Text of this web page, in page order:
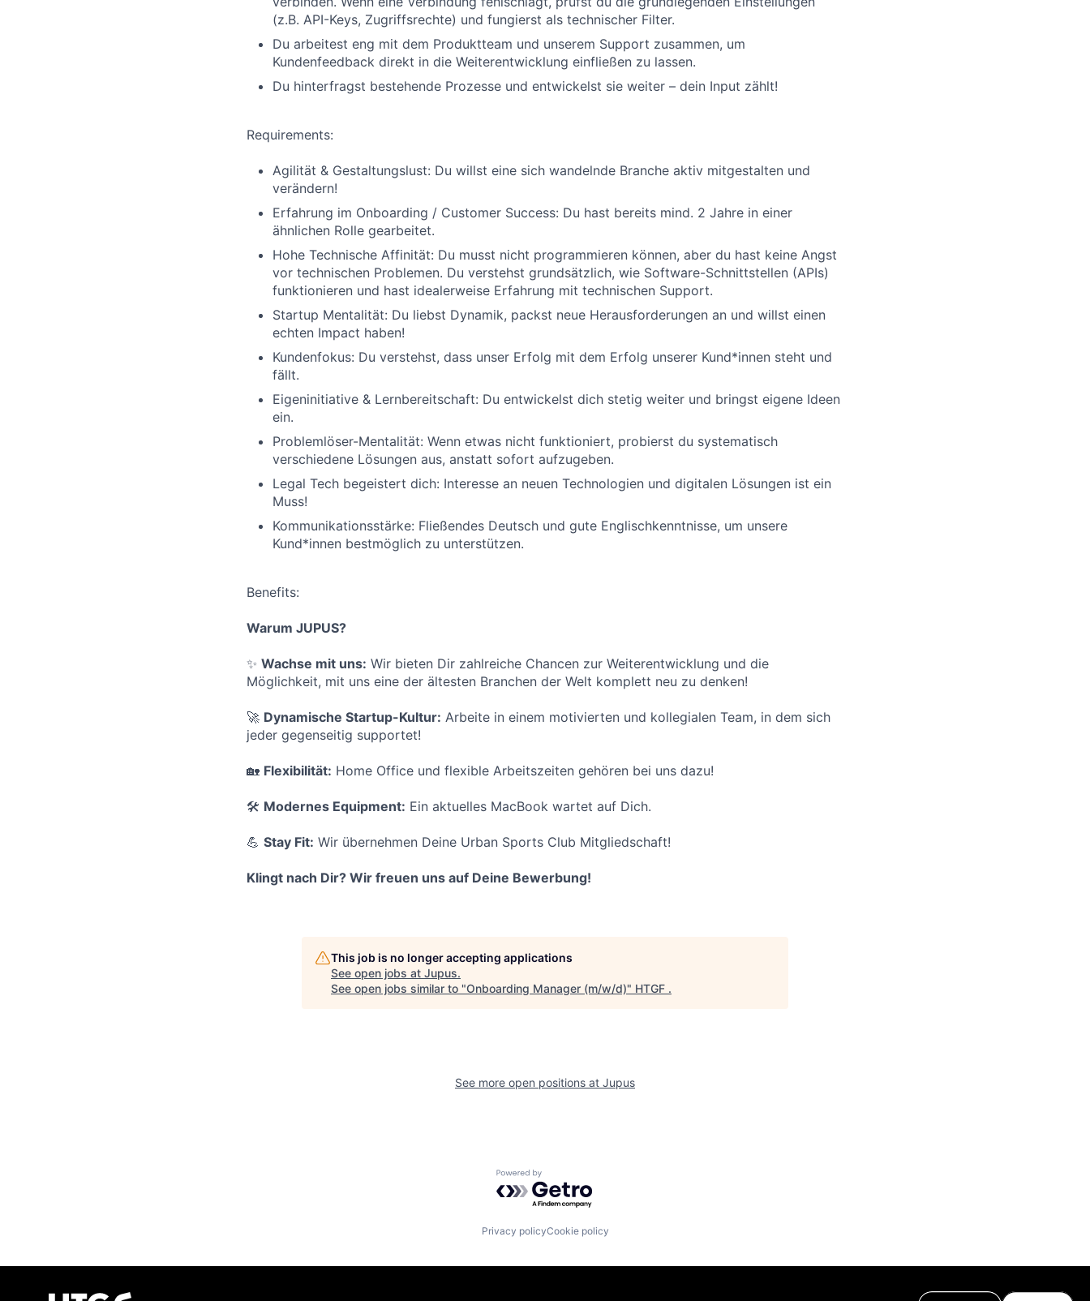
(z.B. API-Keys, Zugriffsrechte) und fungierst als technischer Filter.
Du arbeitest eng mit dem Produktteam und unserem Support zusammen, um
Kundenfeedback direkt in die Weiterentwicklung einfließen zu lassen.
Du hinterfragst bestehende Prozesse und entwickelst sie weiter – dein Input zählt!
Requirements:
Agilität & Gestaltungslust: Du willst eine sich wandelnde Branche aktiv mitgestalten und
verändern!
Erfahrung im Onboarding / Customer Success: Du hast bereits mind. 2 Jahre in einer
ähnlichen Rolle gearbeitet.
Hohe Technische Affinität: Du musst nicht programmieren können, aber du hast keine Angst
vor technischen Problemen. Du verstehst grundsätzlich, wie Software-Schnittstellen (APIs)
funktionieren und hast idealerweise Erfahrung mit technischen Support.
Startup Mentalität: Du liebst Dynamik, packst neue Herausforderungen an und willst einen
echten Impact haben!
Kundenfokus: Du verstehst, dass unser Erfolg mit dem Erfolg unserer Kund*innen steht und
fällt.
Eigeninitiative & Lernbereitschaft: Du entwickelst dich stetig weiter und bringst eigene Ideen
ein.
Problemlöser-Mentalität: Wenn etwas nicht funktioniert, probierst du systematisch
verschiedene Lösungen aus, anstatt sofort aufzugeben.
Legal Tech begeistert dich: Interesse an neuen Technologien und digitalen Lösungen ist ein
Muss!
Kommunikationsstärke: Fließendes Deutsch und gute Englischkenntnisse, um unsere
Kund*innen bestmöglich zu unterstützen.
Benefits:
Warum JUPUS?
✨ Wachse mit uns: Wir bieten Dir zahlreiche Chancen zur Weiterentwicklung und die
Möglichkeit, mit uns eine der ältesten Branchen der Welt komplett neu zu denken!
🚀 Dynamische Startup-Kultur: Arbeite in einem motivierten und kollegialen Team, in dem sich
jeder gegenseitig supportet!
🏡 Flexibilität: Home Office und flexible Arbeitszeiten gehören bei uns dazu!
🛠 Modernes Equipment: Ein aktuelles MacBook wartet auf Dich.
💪 Stay Fit: Wir übernehmen Deine Urban Sports Club Mitgliedschaft!
Klingt nach Dir? Wir freuen uns auf Deine Bewerbung!
This job is no longer accepting applications
See open jobs at Jupus.
See open jobs similar to "Onboarding Manager (m/w/d)" HTGF .
See more open positions at Jupus
Powered by Getro.com
Privacy policyCookie policy